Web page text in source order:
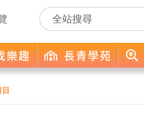
樂趣 長青學苑